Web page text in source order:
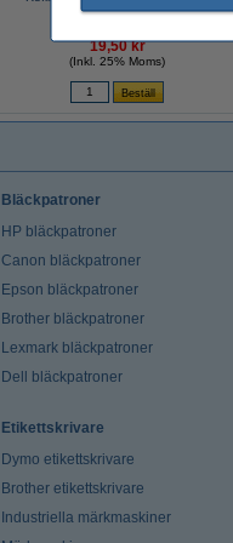
19,50 kr
(Inkl. 25% Moms)
Bläckpatroner
HP bläckpatroner
Canon bläckpatroner
Epson bläckpatroner
Brother bläckpatroner
Lexmark bläckpatroner
Dell bläckpatroner
Etikettskrivare
Dymo etikettskrivare
Brother etikettskrivare
Industriella märkmaskiner